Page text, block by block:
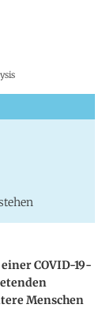
COVID-19-
Menschen